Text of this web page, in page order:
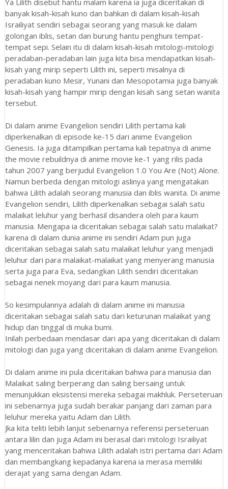
banyak kisah-kisah kuno dan bahkan di dalam kisah-kisah
Israiliyat sendiri sebagai seorang yang masuk ke dalam
golongan iblis, setan dan burung hantu penghuni tempat-
tempat sepi. Selain itu di dalam kisah-kisah mitologi-mitologi
peradaban-peradaban lain juga kita bisa mendapatkan kisah-
kisah yang mirip seperti Lilith ini, seperti misalnya di
peradaban kuno Mesir, Yunani dan Mesopotamia juga banyak
kisah-kisah yang hampir mirip dengan kisah sang setan wanita
tersebut.
Di dalam anime Evangelion sendiri Lilith pertama kali
diperkenalkan di episode ke-15 dari anime Evangelion
Genesis. Ia juga ditampilkan pertama kali tepatnya di anime
the movie rebuildnya di anime movie ke-1 yang rilis pada
tahun 2007 yang berjudul Evangelion 1.0 You Are (Not) Alone.
Namun berbeda dengan mitologi aslinya yang mengatakan
bahwa Lilith adalah seorang manusia dan iblis wanita. Di anime
Evangelion sendiri, Lilith diperkenalkan sebagai salah satu
malaikat leluhur yang berhasil disandera oleh para kaum
manusia. Mengapa ia diceritakan sebagai salah satu malaikat?
karena di dalam dunia anime ini sendiri Adam pun juga
diceritakan sebagai salah satu malaikat leluhur yang menjadi
leluhur dari para malaikat-malaikat yang menyerang manusia
serta juga para Eva, sedangkan Lilith sendiri diceritakan
sebagai nenek moyang dari para kaum manusia.
So kesimpulannya adalah di dalam anime ini manusia
diceritakan sebagai salah satu dari keturunan malaikat yang
hidup dan tinggal di muka bumi.
Inilah perbedaan mendasar dari apa yang diceritakan di dalam
mitologi dan juga yang diceritakan di dalam anime Evangelion.
Di dalam anime ini pula diceritakan bahwa para manusia dan
Malaikat saling berperang dan saling bersaing untuk
menunjukkan eksistensi mereka sebagai makhluk. Perseteruan
ini sebenarnya juga sudah berakar panjang dari zaman para
leluhur mereka yaitu Adam dan Lilith.
Jka kita teliti lebih lanjut sebenarnya referensi perseteruan
antara lilin dan juga Adam ini berasal dari mitologi Israiliyat
yang menceritakan bahwa Lilith adalah istri pertama dari Adam
dan membangkang kepadanya karena ia merasa memiliki
derajat yang sama dengan Adam.